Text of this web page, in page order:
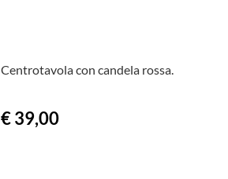
Centrotavola con candela rossa.
€ 39,00